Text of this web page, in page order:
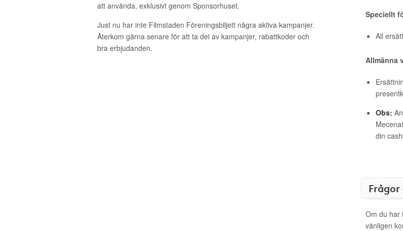
att använda, exklusivt genom Sponsorhuset.
Just nu har inte Filmstaden Föreningsbiljett några aktiva kampanjer.
Återkom gärna senare för att ta del av kampanjer, rabattkoder och
bra erbjudanden.
Speciellt
All
Allmänna
Obs:
din
Om du har
vänligen